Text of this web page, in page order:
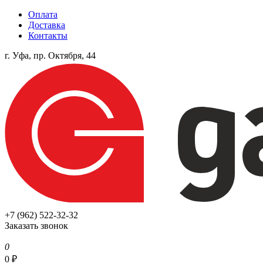
Оплата
Доставка
Контакты
г. Уфа, пр. Октября, 44
+7 (962) 522-32-32
Заказать звонок
0
0 ₽